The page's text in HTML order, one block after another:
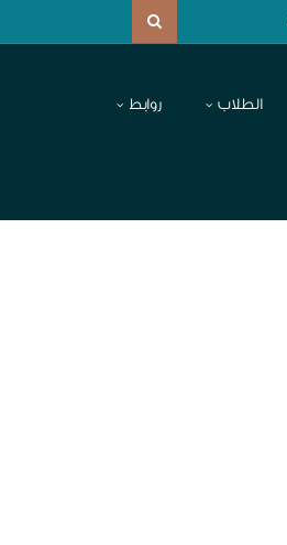
الطلاب روابط